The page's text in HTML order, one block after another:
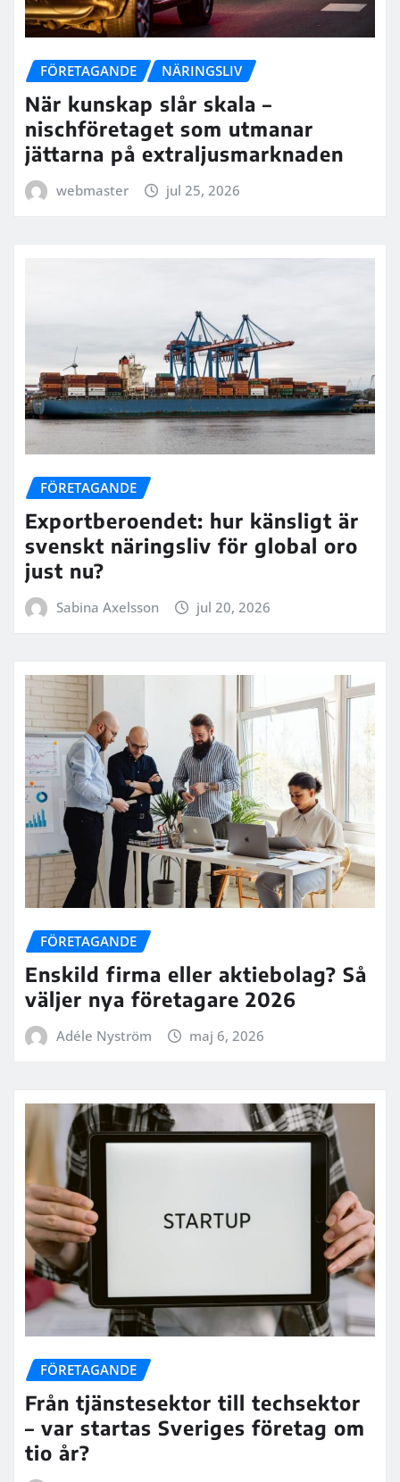
FÖRETAGANDE NÄRINGSLIV
När kunskap slår skala –
nischföretaget som utmanar
jättarna på extraljusmarknaden
webmaster jul 25, 2026
FÖRETAGANDE
Exportberoendet: hur känsligt är
svenskt näringsliv för global oro
just nu?
Sabina Axelsson jul 20, 2026
FÖRETAGANDE
Enskild firma eller aktiebolag? Så
väljer nya företagare 2026
Adéle Nyström maj 6, 2026
FÖRETAGANDE
Från tjänstesektor till techsektor
– var startas Sveriges företag om
tio år?